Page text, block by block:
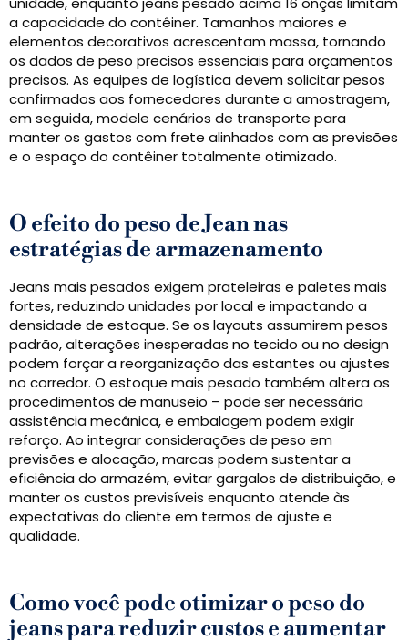
a capacidade do contêiner. Tamanhos maiores e
elementos decorativos acrescentam massa, tornando
os dados de peso precisos essenciais para orçamentos
precisos. As equipes de logística devem solicitar pesos
confirmados aos fornecedores durante a amostragem,
em seguida, modele cenários de transporte para
manter os gastos com frete alinhados com as previsões
e o espaço do contêiner totalmente otimizado.
O efeito do peso de Jean nas
estratégias de armazenamento
Jeans mais pesados ​​exigem prateleiras e paletes mais
fortes, reduzindo unidades por local e impactando a
densidade de estoque. Se os layouts assumirem pesos
padrão, alterações inesperadas no tecido ou no design
podem forçar a reorganização das estantes ou ajustes
no corredor. O estoque mais pesado também altera os
procedimentos de manuseio – pode ser necessária
assistência mecânica, e embalagem podem exigir
reforço. Ao integrar considerações de peso em
previsões e alocação, marcas podem sustentar a
eficiência do armazém, evitar gargalos de distribuição, e
manter os custos previsíveis enquanto atende às
expectativas do cliente em termos de ajuste e
qualidade.
Como você pode otimizar o peso do
jeans para reduzir custos e aumentar